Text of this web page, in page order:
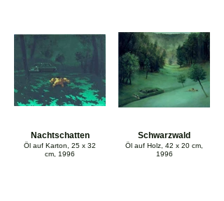
Nachtschatten
Öl auf Karton, 25 x 32
cm, 1996
Schwarzwald
Öl auf Holz, 42 x 20 cm,
1996